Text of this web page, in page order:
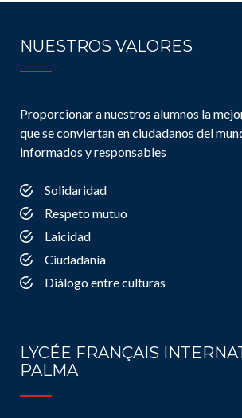
NUESTROS VALORES
Proporcionar a nuestros alumnos la
que se conviertan en ciudadanos del
informados y responsables
Solidaridad
Respeto mutuo
Laicidad
Ciudadanía
Diálogo entre culturas
LYCÉE FRANÇAIS
PALMA